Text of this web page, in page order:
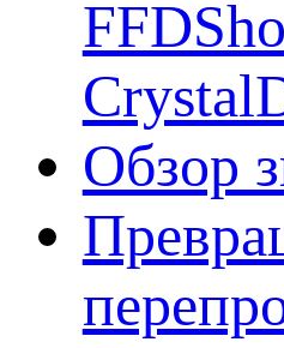
Обзор